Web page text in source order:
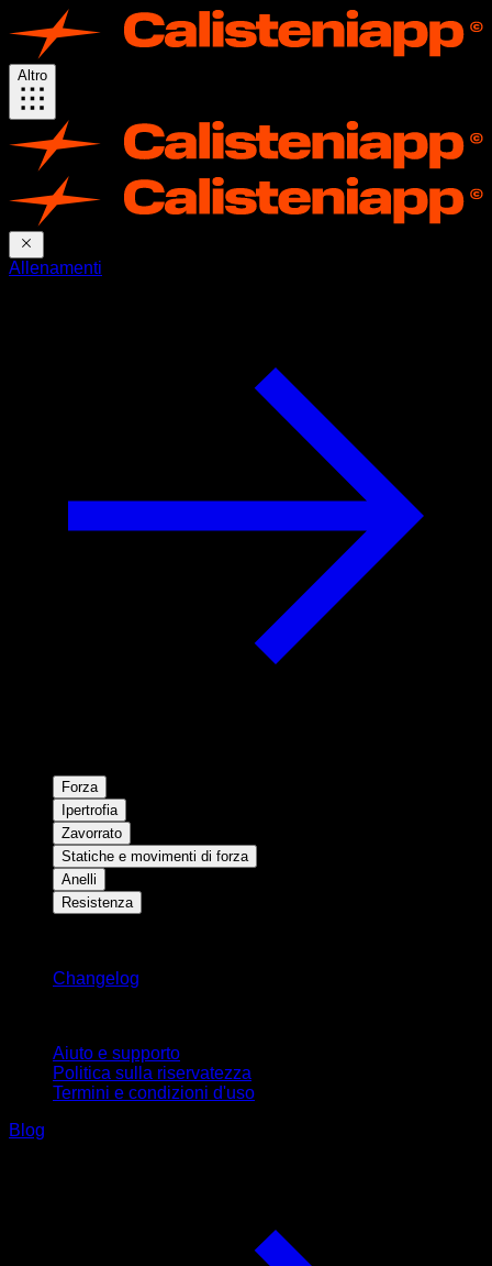
Altro
Allenamenti
Forza
Ipertrofia
Zavorrato
Statiche e movimenti di forza
Anelli
Resistenza
Changelog
Aiuto e supporto
Politica sulla riservatezza
Termini e condizioni d'uso
Blog